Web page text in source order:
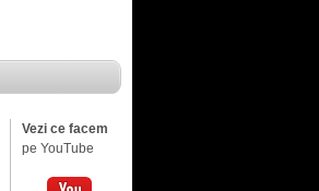
Vezi ce facem
pe YouTube